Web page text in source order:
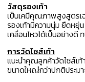
วัสดุรองเท้า
เป็นเคมีคุณภาพสูงสูตรเ
รองเท้ามีความนุ่ม ยืดหยุ่
เคลื่อนไหวได้เป็นอย่างดี
การวัดไซส์เท้า
แนะนำคุณลูกค้าวัดไซส์เท้
ขนาดใหญ่กว่าปกติประม